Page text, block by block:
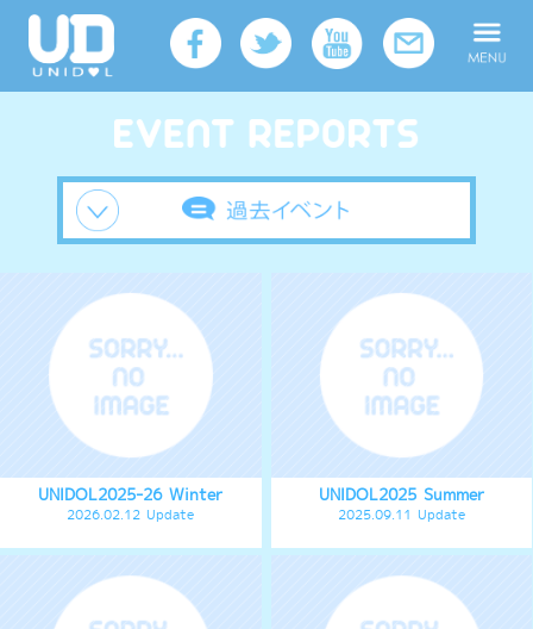
UNIDOL2025-26 Winter
2026.02.12 Update
UNIDOL2025 Summer
2025.09.11 Update